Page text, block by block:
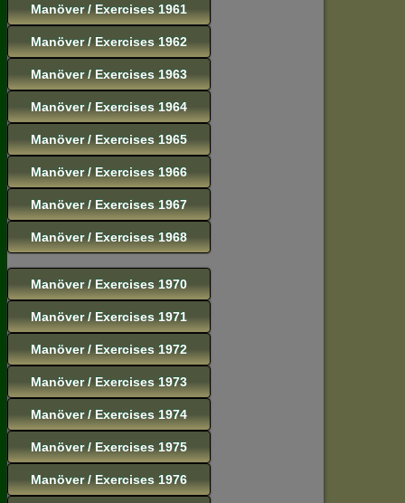
Manöver / Exercises 1961
Manöver / Exercises 1962
Manöver / Exercises 1963
Manöver / Exercises 1964
Manöver / Exercises 1965
Manöver / Exercises 1966
Manöver / Exercises 1967
Manöver / Exercises 1968
Manöver / Exercises 1970
Manöver / Exercises 1971
Manöver / Exercises 1972
Manöver / Exercises 1973
Manöver / Exercises 1974
Manöver / Exercises 1975
Manöver / Exercises 1976